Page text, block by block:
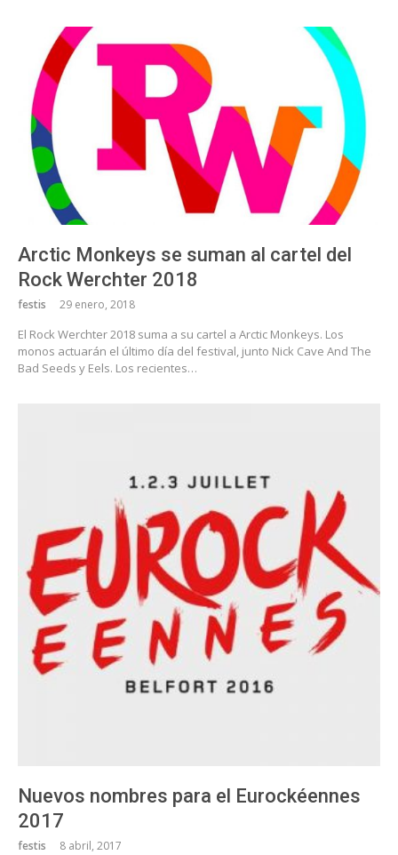
Arctic Monkeys se suman al cartel del
Rock Werchter 2018
festis 29 enero, 2018
El Rock Werchter 2018 suma a su cartel a Arctic Monkeys. Los
monos actuarán el último día del festival, junto Nick Cave And The
Bad Seeds y Eels. Los recientes…
Nuevos nombres para el Eurockéennes
2017
festis 8 abril, 2017